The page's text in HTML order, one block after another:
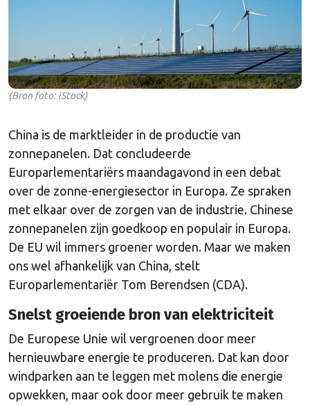
(Bron foto: iStock)
China is de marktleider in de productie van
zonnepanelen. Dat concludeerde
Europarlementariërs maandagavond in een debat
over de zonne-energiesector in Europa. Ze spraken
met elkaar over de zorgen van de industrie. Chinese
zonnepanelen zijn goedkoop en populair in Europa.
De EU wil immers groener worden. Maar we maken
ons wel afhankelijk van China, stelt
Europarlementariër Tom Berendsen (CDA).
Snelst groeiende bron van elektriciteit
De Europese Unie wil vergroenen door meer
hernieuwbare energie te produceren. Dat kan door
windparken aan te leggen met molens die energie
opwekken, maar ook door meer gebruik te maken